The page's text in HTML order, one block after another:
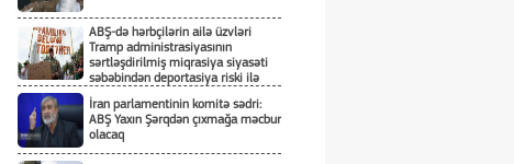
ABŞ-də hərbçilərin ailə üzvləri
Tramp administrasiyasının
sərtləşdirilmiş miqrasiya siyasəti
səbəbindən deportasiya riski ilə
üzləşiblər
İran parlamentinin komitə sədri:
ABŞ Yaxın Şərqdən çıxmağa məcbur
olacaq